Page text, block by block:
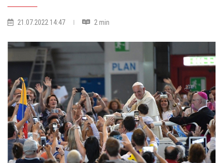
21.07.2022 14:47 2 min